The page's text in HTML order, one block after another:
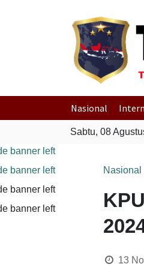
Nasional
Sabtu, 08
Nasional
13